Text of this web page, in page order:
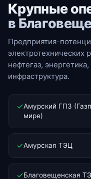
Крупные
в
Предприятия-
электротехнических
нефтегаз,
инфраструктура.
Амурский ГПЗ
мире)
Амурская ТЭЦ
Благовещенская